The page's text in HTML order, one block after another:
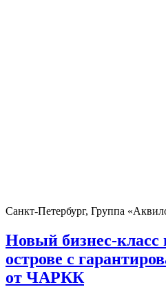
Санкт-Петербург, Группа
Новый бизнес-класс
острове с
от ЧАРКК